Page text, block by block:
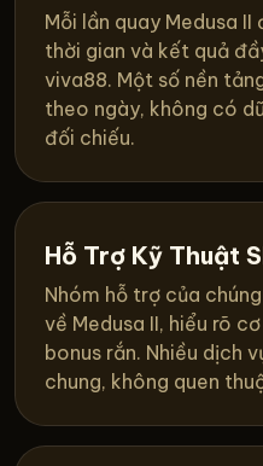
Mỗi lần quay Medusa
thời gian và kết quả
viva88. Một số nền
theo ngày, không có
đối chiếu.
Hỗ Trợ Kỹ Thuật
Nhóm hỗ trợ của
về Medusa II, hiểu rõ
bonus rắn. Nhiều dịch
chung, không quen